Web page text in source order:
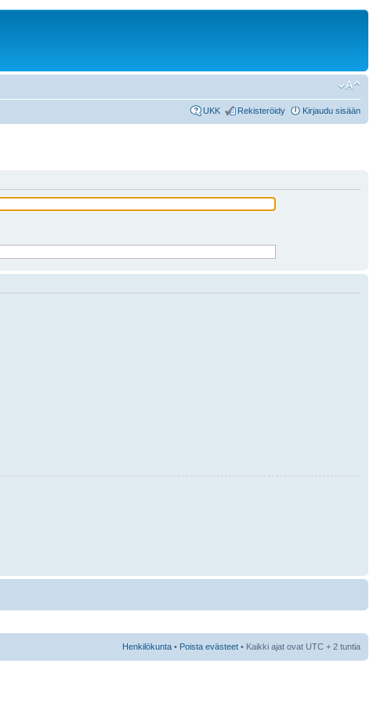
UKK Rekisteröidy Kirjaudu sisään
Henkilökunta • Poista evästeet • Kaikki ajat ovat UTC + 2 tuntia